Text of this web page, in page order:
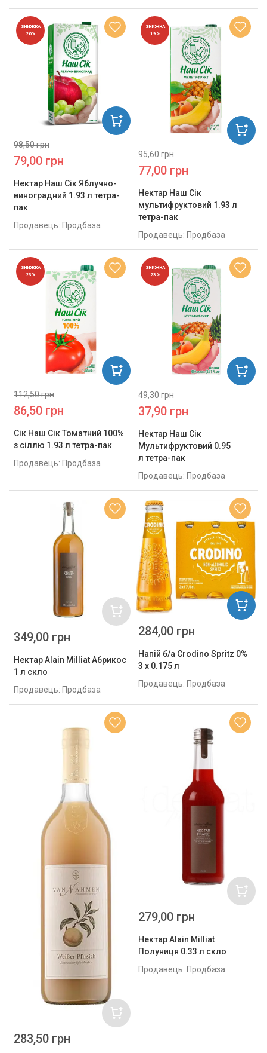
ЗНИЖКА
20%
Нектар Наш Сік Яблучно-
виноградний 1.93 л тетра-
пак
Продавець: Продбаза
98,50 грн
79,00 грн
ЗНИЖКА
19%
Нектар Наш Сік
мультифруктовий 1.93 л
тетра-пак
Продавець: Продбаза
95,60 грн
77,00 грн
ЗНИЖКА
23%
Сік Наш Сік Томатний 100%
з сіллю 1.93 л тетра-пак
Продавець: Продбаза
112,50 грн
86,50 грн
ЗНИЖКА
23%
Нектар Наш Сік
Мультифруктовий 0.95
л тетра-пак
Продавець: Продбаза
49,30 грн
37,90 грн
Нектар Alain Milliat Абрикоc
1 л скло
Продавець: Продбаза
349,00 грн
Напій б/а Crodino Spritz 0%
3 х 0.175 л
Продавець: Продбаза
284,00 грн
283,50 грн
Нектар Alain Milliat
Полуниця 0.33 л скло
Продавець: Продбаза
279,00 грн